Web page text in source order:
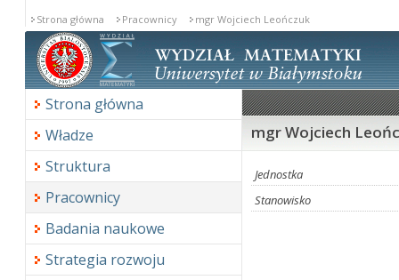
Strona główna Pracownicy mgr Wojciech Leończuk
Strona główna
Władze
Struktura
Pracownicy
Badania naukowe
Strategia rozwoju
mgr Wojciech
Jednostka
Stanowisko